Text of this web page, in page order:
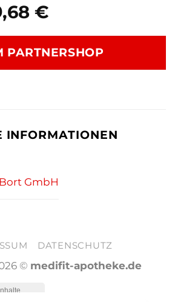
€
€Aktueller
ist:
19,68 €.
PARTNERSHOP
INFORMATIONEN
Bort GmbH
DATENSCHUTZ
© medifit-apotheke.de